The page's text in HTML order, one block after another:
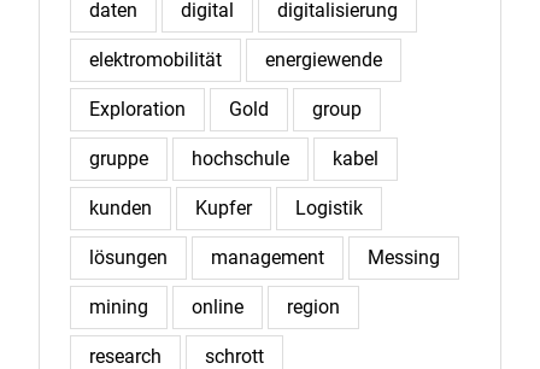
daten digital digitalisierung
elektromobilität energiewende
Exploration Gold group
gruppe hochschule kabel
kunden Kupfer Logistik
lösungen management Messing
mining online region
research schrott